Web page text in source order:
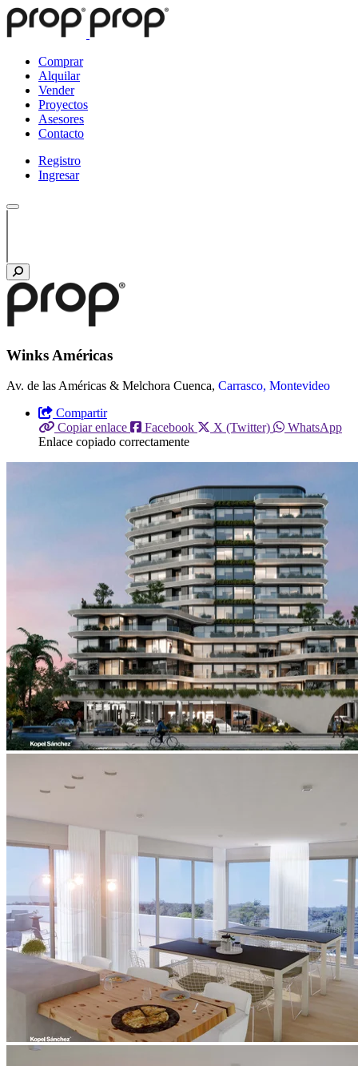
Comprar
Alquilar
Vender
Proyectos
Asesores
Contacto
Registro
Ingresar
Winks Américas
Av. de las Américas & Melchora Cuenca, Carrasco, Montevideo
Compartir
Copiar enlace
Facebook X (Twitter)
WhatsApp
Enlace copiado correctamente